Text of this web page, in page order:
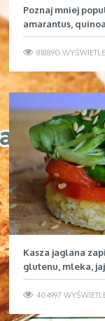
Poznaj mniej
amarantus, quinoa
818890
Kasza jaglana
glutenu, mleka,
404997